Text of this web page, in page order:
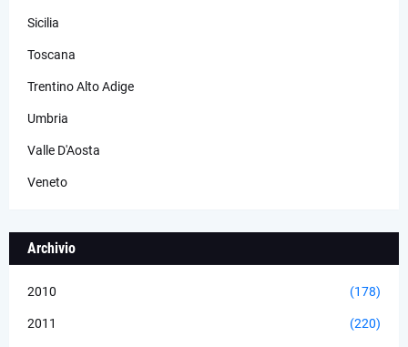
Sicilia
Toscana
Trentino Alto Adige
Umbria
Valle D'Aosta
Veneto
Archivio
2010 (178)
2011 (220)